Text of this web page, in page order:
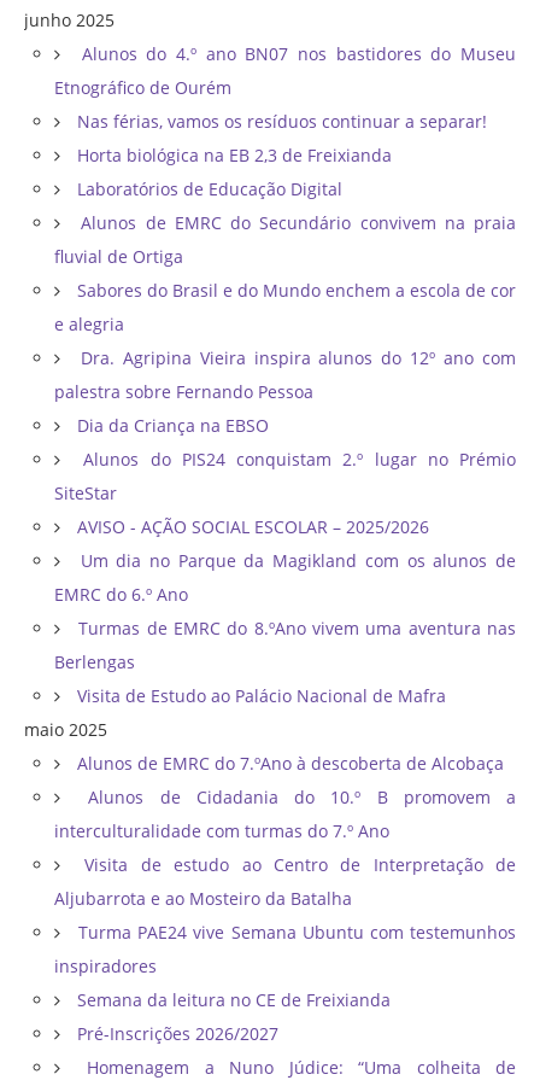
junho 2025
Alunos do 4.º ano BN07 nos bastidores do Museu
Etnográfico de Ourém
Nas férias, vamos os resíduos continuar a separar!
Horta biológica na EB 2,3 de Freixianda
Laboratórios de Educação Digital
Alunos de EMRC do Secundário convivem na praia
fluvial de Ortiga
Sabores do Brasil e do Mundo enchem a escola de cor
e alegria
Dra. Agripina Vieira inspira alunos do 12º ano com
palestra sobre Fernando Pessoa
Dia da Criança na EBSO
Alunos do PIS24 conquistam 2.º lugar no Prémio
SiteStar
AVISO - AÇÃO SOCIAL ESCOLAR – 2025/2026
Um dia no Parque da Magikland com os alunos de
EMRC do 6.º Ano
Turmas de EMRC do 8.ºAno vivem uma aventura nas
Berlengas
Visita de Estudo ao Palácio Nacional de Mafra
maio 2025
Alunos de EMRC do 7.ºAno à descoberta de Alcobaça
Alunos de Cidadania do 10.º B promovem a
interculturalidade com turmas do 7.º Ano
Visita de estudo ao Centro de Interpretação de
Aljubarrota e ao Mosteiro da Batalha
Turma PAE24 vive Semana Ubuntu com testemunhos
inspiradores
Semana da leitura no CE de Freixianda
Pré-Inscrições 2026/2027
Homenagem a Nuno Júdice: “Uma colheita de